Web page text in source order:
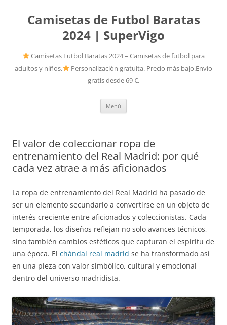
Camisetas de Futbol Baratas
2024 | SuperVigo
Camisetas Futbol Baratas 2024 – Camisetas de futbol para
adultos y niños.
Personalización gratuita. Precio más bajo.Envío
gratis desde 69 €.
Menú
El valor de coleccionar ropa de
entrenamiento del Real Madrid: por qué
cada vez atrae a más aficionados
La ropa de entrenamiento del Real Madrid ha pasado de
ser un elemento secundario a convertirse en un objeto de
interés creciente entre aficionados y coleccionistas. Cada
temporada, los diseños reflejan no solo avances técnicos,
sino también cambios estéticos que capturan el espíritu de
una época. El chándal real madrid se ha transformado así
en una pieza con valor simbólico, cultural y emocional
dentro del universo madridista.